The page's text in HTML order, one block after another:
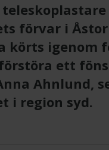
förvar i
körts igenom
ett
Ahnlund,
i region syd.